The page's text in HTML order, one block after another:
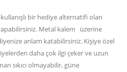
bir hediye alternatifi olan
Metal kalem üzerine
anlam katabilirsiniz. Kişiye özel
daha çok ilgi çeker ve uzun
sıkıcı olmayabilir, güne